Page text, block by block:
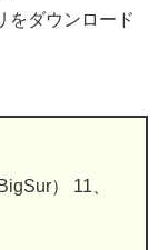
をダウンロード
） 11、